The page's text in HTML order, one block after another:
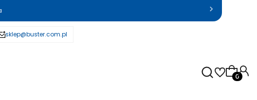
sklep@buster.com.pl